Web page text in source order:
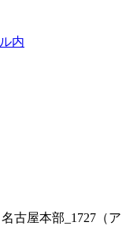
内
古屋本部_1727（ア